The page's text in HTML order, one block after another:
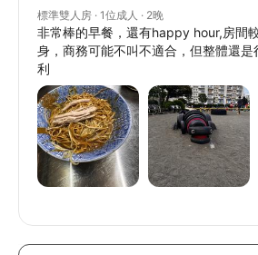
標準雙人房 · 1位成人 · 2晚
非常棒的早餐，還有happy hour,房間
身，商務可能不叫不適合，但整體還是
利